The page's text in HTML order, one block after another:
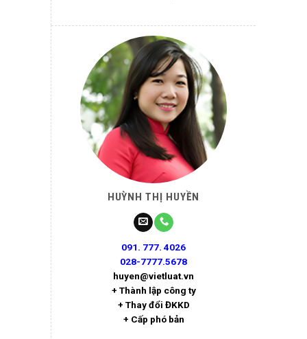
HUỲNH THỊ HUYỀN
091. 777. 4026
028-7777.5678
huyen@vietluat.vn
+ Thành lập công ty
+ Thay đổi ĐKKD
+ Cấp phó bản